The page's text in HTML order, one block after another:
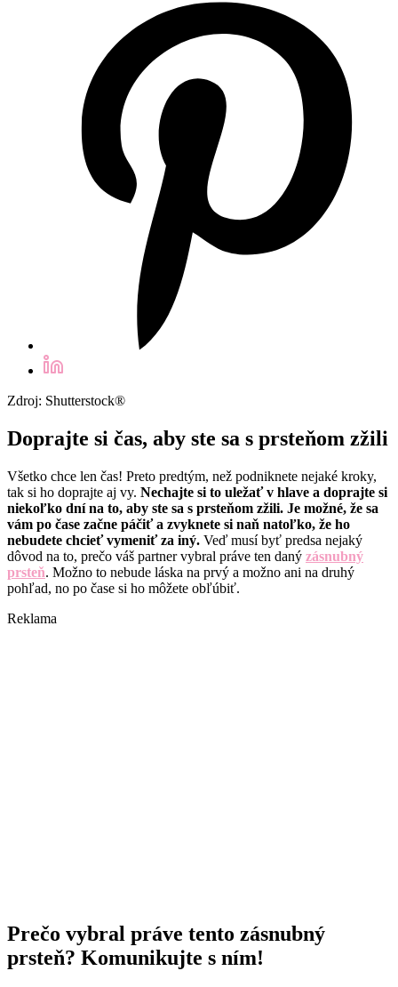
Zdroj: Shutterstock®
Doprajte si čas, aby ste sa s prsteňom zžili
Všetko chce len čas! Preto predtým, než podniknete nejaké kroky,
tak si ho doprajte aj vy. Nechajte si to uležať v hlave a doprajte si
niekoľko dní na to, aby ste sa s prsteňom zžili. Je možné, že sa
vám po čase začne páčiť a zvyknete si naň natoľko, že ho
nebudete chcieť vymeniť za iný. Veď musí byť predsa nejaký
dôvod na to, prečo váš partner vybral práve ten daný zásnubný
prsteň. Možno to nebude láska na prvý a možno ani na druhý
pohľad, no po čase si ho môžete obľúbiť.
Reklama
Prečo vybral práve tento zásnubný
prsteň? Komunikujte s ním!